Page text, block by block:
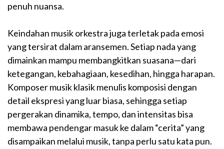
penuh nuansa.
Keindahan musik orkestra juga terletak pada emosi
yang tersirat dalam aransemen. Setiap nada yang
dimainkan mampu membangkitkan suasana—dari
ketegangan, kebahagiaan, kesedihan, hingga harapan.
Komposer musik klasik menulis komposisi dengan
detail ekspresi yang luar biasa, sehingga setiap
pergerakan dinamika, tempo, dan intensitas bisa
membawa pendengar masuk ke dalam “cerita” yang
disampaikan melalui musik, tanpa perlu satu kata pun.